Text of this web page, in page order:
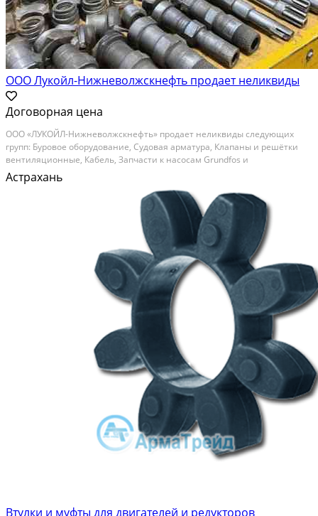
ООО Лукойл-Нижневолжскнефть продает неликвиды
Договорная цена
ООО «ЛУКОЙЛ-Нижневолжскнефть» продает неликвиды следующих
групп: Буровое оборудование, Судовая арматура, Клапаны и решётки
вентиляционные, Кабель, Запчасти к насосам Grundfos и
компрессорам, Лампы, Пускорегулирующее оборудование,
Комплектующие к противопожарной системе FireDos, КИП, Трубы...
Астрахань
Втулки и муфты для двигателей и редукторов